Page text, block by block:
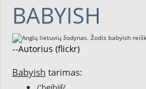
BABYISH
--Autorius (flickr)
Babyish tarimas: